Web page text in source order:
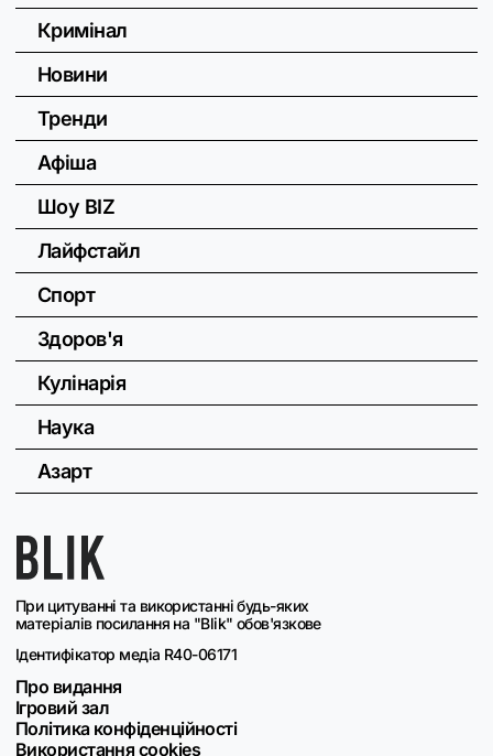
При цитуванні та використанні будь-яких
матеріалів посилання на "Blik" обов'язкове
Ідентифікатор медіа R40-06171
Про видання
Ігровий зал
Політика конфіденційності
Використання cookies
Кримінал
Новини
Тренди
Афіша
Шоу BIZ
Лайфстайл
Спорт
Здоров'я
Кулінарія
Наука
Азарт